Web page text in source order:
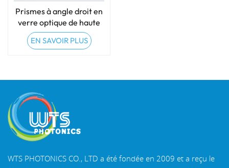
Prismes à angle droit en
verre optique de haute
précision
EN SAVOIR PLUS
WTS PHOTONICS CO., LTD a été fondée en 2009 et a reçu le